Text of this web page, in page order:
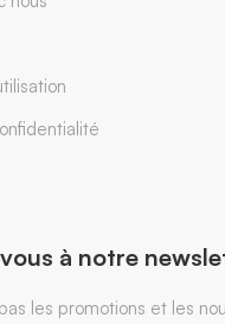
à notre
les promotions et les